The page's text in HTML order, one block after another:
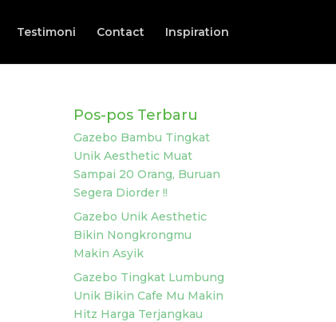
Testimoni Contact Inspiration
Pos-pos Terbaru
Gazebo Bambu Tingkat
Unik Aesthetic Muat
Sampai 20 Orang, Buruan
Segera Diorder !!
Gazebo Unik Aesthetic
Bikin Nongkrongmu
Makin Asyik
Gazebo Tingkat Lumbung
Unik Bikin Cafe Mu Makin
Hitz Harga Terjangkau